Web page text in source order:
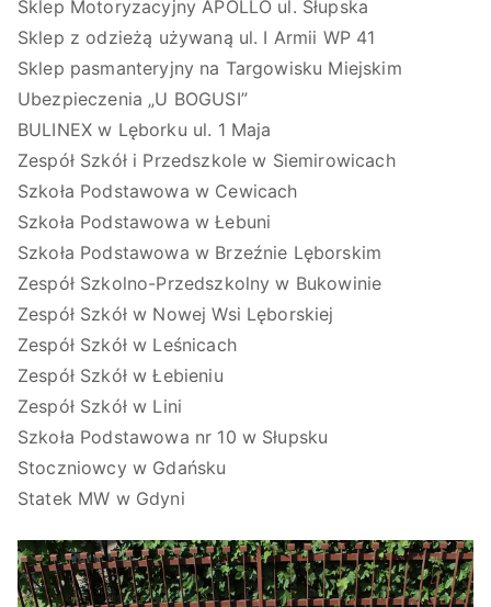
Sklep Motoryzacyjny APOLLO ul. Słupska
Sklep z odzieżą używaną ul. I Armii WP 41
Sklep pasmanteryjny na Targowisku Miejskim
Ubezpieczenia „U BOGUSI”
BULINEX w Lęborku ul. 1 Maja
Zespół Szkół i Przedszkole w Siemirowicach
Szkoła Podstawowa w Cewicach
Szkoła Podstawowa w Łebuni
Szkoła Podstawowa w Brzeźnie Lęborskim
Zespół Szkolno-Przedszkolny w Bukowinie
Zespół Szkół w Nowej Wsi Lęborskiej
Zespół Szkół w Leśnicach
Zespół Szkół w Łebieniu
Zespół Szkół w Lini
Szkoła Podstawowa nr 10 w Słupsku
Stoczniowcy w Gdańsku
Statek MW w Gdyni